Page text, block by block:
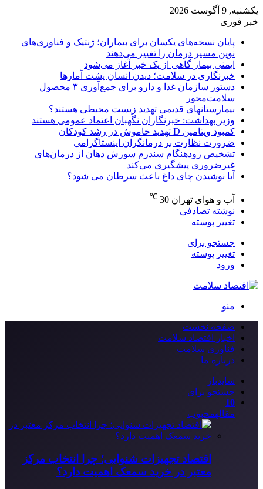
یکشنبه, 9 آگوست 2026
خبر فوری
پایان نسخه‌های یکسان برای بیماران؛ ژنتیک و فناوری‌های
نوین مسیر درمان را تغییر می‌دهند
ایمنی بیمار گاهی از یک خبر آغاز می‌شود
خبرنگاری در سلامت؛ دیدن انسان پشت آمارها
دستور سازمان غذا و دارو برای جمع‌آوری ۳ محصول
سلامت‌محور
بیمارستانهای قدیمی تهدید زیست محیطی هستند؟
وزیر بهداشت: خبرنگاران نگهبان اعتماد عمومی هستند
کمبود ویتامین D تهدید خاموش در رشد کودکان
ضرورت نظارت بر درمانگران اینستاگرامی
تشخیص زودهنگام سندرم سوزش دهان از درمان‌های
غیرضروری پیشگیری می‌کند
آیا نوشیدن چای داغ باعث سرطان می شود؟
آب و هوای تهران 30
℃
نوشته تصادفی
تغییر پوسته
جستجو برای
تغییر پوسته
ورود
منو
صفحه نخست
اخبار اقتصاد سلامت
فناوری سلامت
درباره ما
سایدبار
جستجو برای
10
مقالهمحبوب
اقتصاد تجهیزات شنوایی؛ چرا انتخاب مرکز
معتبر در خرید سمعک اهمیت دارد؟